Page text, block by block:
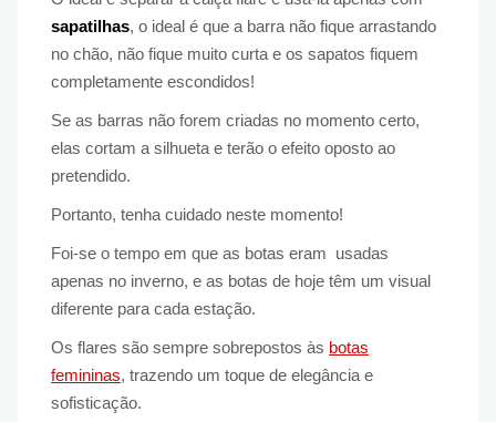
sapatilhas, o ideal é que a barra não fique arrastando
no chão, não fique muito curta e os sapatos fiquem
completamente escondidos!
Se as barras não forem criadas no momento certo,
elas cortam a silhueta e terão o efeito oposto ao
pretendido.
Portanto, tenha cuidado neste momento!
Foi-se o tempo em que as botas eram usadas
apenas no inverno, e as botas de hoje têm um visual
diferente para cada estação.
Os flares são sempre sobrepostos às botas
femininas, trazendo um toque de elegância e
sofisticação.